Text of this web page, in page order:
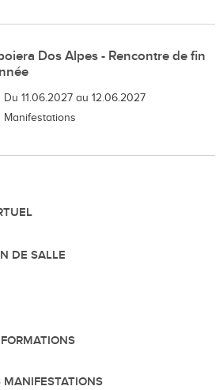
Dos Alpes - Rencontre de fin
Du 11.06.2027 au 12.06.2027
Manifestations
DE SALLE